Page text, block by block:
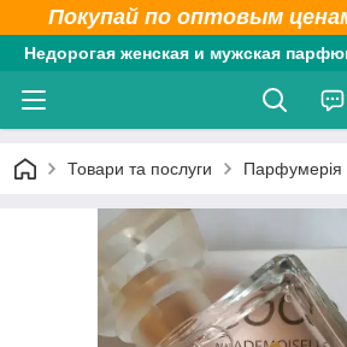
Покупай по оптовым
Недорогая женская и мужская
Товари та послуги Парфумерія